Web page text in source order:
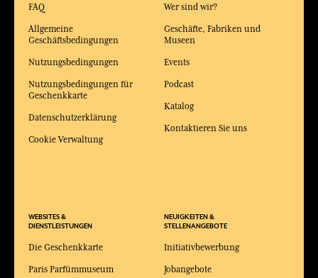
FAQ
Allgemeine
Geschäftsbedingungen
Nutzungsbedingungen
Nutzungsbedingungen für
Geschenkkarte
Datenschutzerklärung
Cookie Verwaltung
WEBSITES &
DIENSTLEISTUNGEN
Die Geschenkkarte
Paris Parfümmuseum
Wer sind wir?
Geschäfte, Fabriken und
Museen
Events
Podcast
Katalog
Kontaktieren Sie uns
NEUIGKEITEN &
STELLENANGEBOTE
Initiativbewerbung
Jobangebote